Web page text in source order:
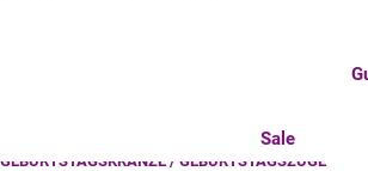
Sale
GEBURTSTAGSKRÄNZE / GEBURTSTAGSZÜGE